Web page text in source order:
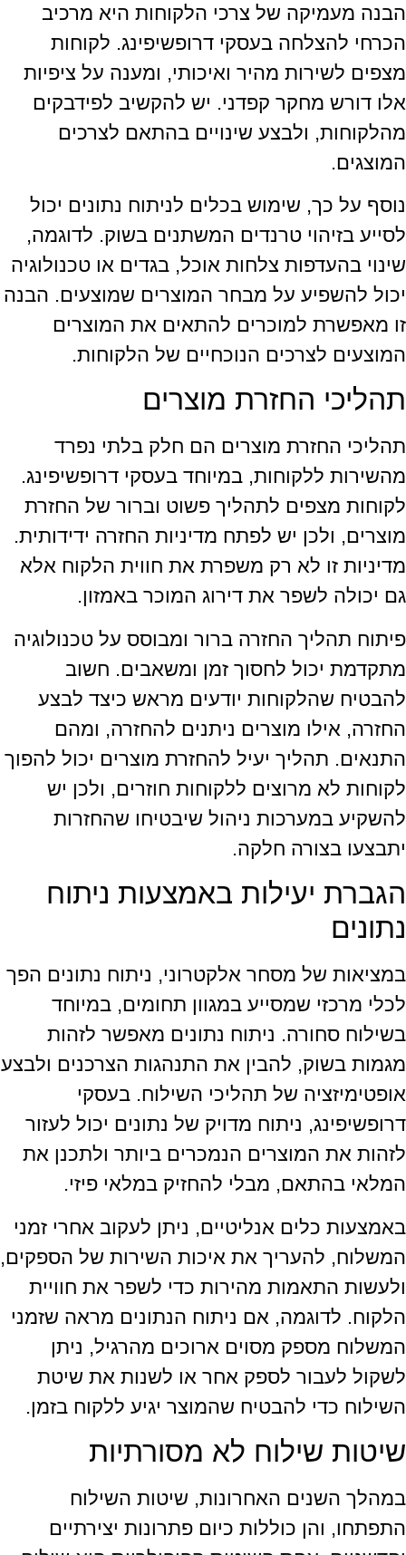
הבנה מעמיקה של צרכי הלקוחות היא מרכיב
הכרחי להצלחה בעסקי דרופשיפינג. לקוחות
מצפים לשירות מהיר ואיכותי, ומענה על ציפיות
אלו דורש מחקר קפדני. יש להקשיב לפידבקים
מהלקוחות, ולבצע שינויים בהתאם לצרכים
המוצגים.
נוסף על כך, שימוש בכלים לניתוח נתונים יכול
לסייע בזיהוי טרנדים המשתנים בשוק. לדוגמה,
שינוי בהעדפות צלחות אוכל, בגדים או טכנולוגיה
יכול להשפיע על מבחר המוצרים שמוצעים. הבנה
זו מאפשרת למוכרים להתאים את המוצרים
המוצעים לצרכים הנוכחיים של הלקוחות.
תהליכי החזרת מוצרים
תהליכי החזרת מוצרים הם חלק בלתי נפרד
מהשירות ללקוחות, במיוחד בעסקי דרופשיפינג.
לקוחות מצפים לתהליך פשוט וברור של החזרת
מוצרים, ולכן יש לפתח מדיניות החזרה ידידותית.
מדיניות זו לא רק משפרת את חווית הלקוח אלא
גם יכולה לשפר את דירוג המוכר באמזון.
פיתוח תהליך החזרה ברור ומבוסס על טכנולוגיה
מתקדמת יכול לחסוך זמן ומשאבים. חשוב
להבטיח שהלקוחות יודעים מראש כיצד לבצע
החזרה, אילו מוצרים ניתנים להחזרה, ומהם
התנאים. תהליך יעיל להחזרת מוצרים יכול להפוך
לקוחות לא מרוצים ללקוחות חוזרים, ולכן יש
להשקיע במערכות ניהול שיבטיחו שהחזרות
יתבצעו בצורה חלקה.
הגברת יעילות באמצעות ניתוח
נתונים
במציאות של מסחר אלקטרוני, ניתוח נתונים הפך
לכלי מרכזי שמסייע במגוון תחומים, במיוחד
בשילוח סחורה. ניתוח נתונים מאפשר לזהות
מגמות בשוק, להבין את התנהגות הצרכנים ולבצע
אופטימיזציה של תהליכי השילוח. בעסקי
דרופשיפינג, ניתוח מדויק של נתונים יכול לעזור
לזהות את המוצרים הנמכרים ביותר ולתכנן את
המלאי בהתאם, מבלי להחזיק במלאי פיזי.
באמצעות כלים אנליטיים, ניתן לעקוב אחרי זמני
המשלוח, להעריך את איכות השירות של הספקים,
ולעשות התאמות מהירות כדי לשפר את חוויית
הלקוח. לדוגמה, אם ניתוח הנתונים מראה שזמני
המשלוח מספק מסוים ארוכים מהרגיל, ניתן
לשקול לעבור לספק אחר או לשנות את שיטת
השילוח כדי להבטיח שהמוצר יגיע ללקוח בזמן.
שיטות שילוח לא מסורתיות
במהלך השנים האחרונות, שיטות השילוח
התפתחו, והן כוללות כיום פתרונות יצירתיים